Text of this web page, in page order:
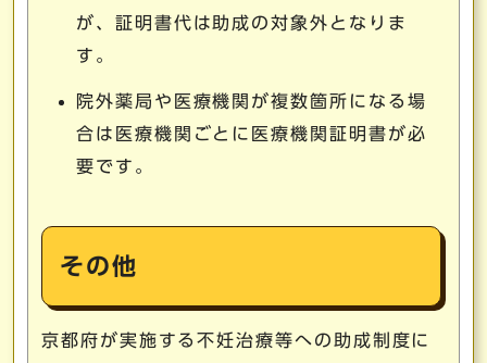
が、証明書代は助成の対象外となりま
す。
院外薬局や医療機関が複数箇所になる場
合は医療機関ごとに医療機関証明書が必
要です。
その他
京都府が実施する不妊治療等への助成制度に